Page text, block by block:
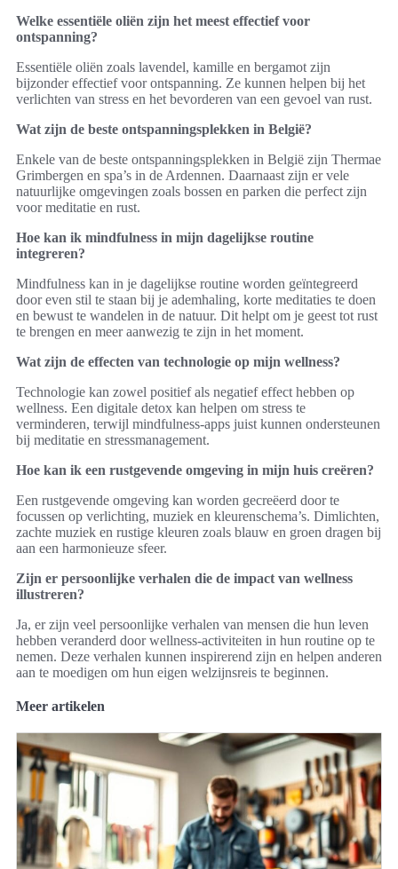
Welke essentiële oliën zijn het meest effectief voor
ontspanning?
Essentiële oliën zoals lavendel, kamille en bergamot zijn
bijzonder effectief voor ontspanning. Ze kunnen helpen bij het
verlichten van stress en het bevorderen van een gevoel van rust.
Wat zijn de beste ontspanningsplekken in België?
Enkele van de beste ontspanningsplekken in België zijn Thermae
Grimbergen en spa’s in de Ardennen. Daarnaast zijn er vele
natuurlijke omgevingen zoals bossen en parken die perfect zijn
voor meditatie en rust.
Hoe kan ik mindfulness in mijn dagelijkse routine
integreren?
Mindfulness kan in je dagelijkse routine worden geïntegreerd
door even stil te staan bij je ademhaling, korte meditaties te doen
en bewust te wandelen in de natuur. Dit helpt om je geest tot rust
te brengen en meer aanwezig te zijn in het moment.
Wat zijn de effecten van technologie op mijn wellness?
Technologie kan zowel positief als negatief effect hebben op
wellness. Een digitale detox kan helpen om stress te
verminderen, terwijl mindfulness-apps juist kunnen ondersteunen
bij meditatie en stressmanagement.
Hoe kan ik een rustgevende omgeving in mijn huis creëren?
Een rustgevende omgeving kan worden gecreëerd door te
focussen op verlichting, muziek en kleurenschema’s. Dimlichten,
zachte muziek en rustige kleuren zoals blauw en groen dragen bij
aan een harmonieuze sfeer.
Zijn er persoonlijke verhalen die de impact van wellness
illustreren?
Ja, er zijn veel persoonlijke verhalen van mensen die hun leven
hebben veranderd door wellness-activiteiten in hun routine op te
nemen. Deze verhalen kunnen inspirerend zijn en helpen anderen
aan te moedigen om hun eigen welzijnsreis te beginnen.
Meer artikelen